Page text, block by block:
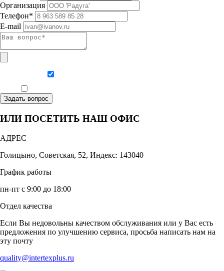
Организация
Телефон*
E-mail
Задать вопрос
ИЛИ ПОСЕТИТЬ НАШ ОФИС
АДРЕС
Голицыно, Советская, 52, Индекс: 143040
График работы
пн-пт с 9:00 до 18:00
Отдел качества
Если Вы недовольны качеством обслуживания или у Вас есть
предложения по улучшению сервиса, просьба написать нам на
эту почту
quality@intertexplus.ru